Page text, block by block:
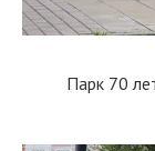
Парк 70